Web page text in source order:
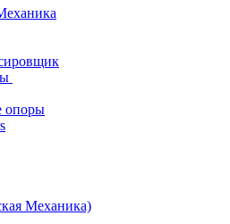
опоры
Механика)